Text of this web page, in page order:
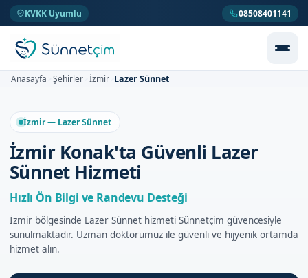
KVKK Uyumlu 08508401141
Anasayfa Şehirler İzmir Lazer Sünnet
İzmir — Lazer Sünnet
İzmir Konak'ta Güvenli Lazer
Sünnet Hizmeti
Hızlı Ön Bilgi ve Randevu Desteği
İzmir bölgesinde Lazer Sünnet hizmeti Sünnetçim güvencesiyle
sunulmaktadır. Uzman doktorumuz ile güvenli ve hijyenik ortamda
hizmet alın.